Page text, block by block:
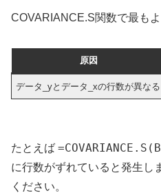
COVARIANCE.S関数で最も
原因
データ_yとデータ_xの行数が異なる
たとえば
に行数がずれていると発生し
ください。